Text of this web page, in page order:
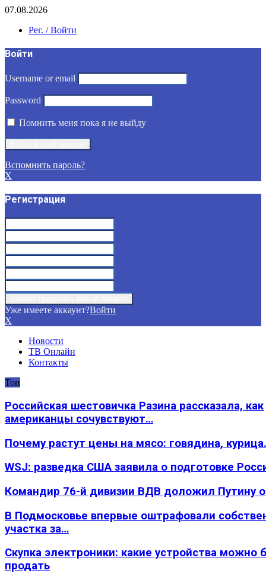
07.08.2026
Рег. / Войти
Войти
Username or email
Password
Помнить меня пока я не выйду
Вспомнить пароль?
X
Регистрация
Уже имеете аккаунт?Войти
X
Новости
ТВ Онлайн
Контакты
Топ
Российская шестовичка Разина рассказала, как
американцы сочувствуют…
Почему растут цены на мясо: говядина,
WSJ: разведка США заявила о подготовке
Командир 76-й дивизии ВДВ доложил Путину
В Подмосковье впервые оштрафовали
участка за…
Скупка электроники: какие устройства можно
продать